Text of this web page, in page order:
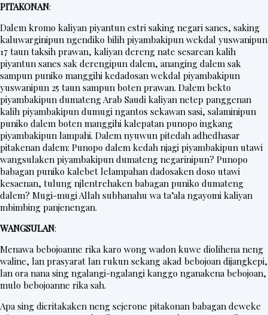
P
o
s
t
e
r
V
i
d
o
PITAKONAN:
Dalem kromo kaliyan piyantun estri saking negari sanes, saking
kaluwarginipun ngendiko bilih piyambakipun wekdal yuswanipun
17 taun taksih prawan, kaliyan dereng nate sesarean kalih
piyantun sanes sak derengipun dalem, ananging dalem sak
sampun puniko manggihi kedadosan wekdal piyambakipun
yuswanipun 25 taun sampun boten prawan. Dalem bekto
piyambakipun dumateng Arab Saudi kaliyan netep panggenan
kalih piyambakipun dumugi ngantos sekawan sasi, salaminipun
puniko dalem boten manggihi kalepatan punopo ingkang
piyambakipun lampahi. Dalem nyuwun pitedah adhedhasar
pitakenan dalem: Punopo dalem kedah njagi piyambakipun utawi
wangsulaken piyambakipun dumateng negarinipun? Punopo
babagan puniko kalebet lelampahan dadosaken doso utawi
kesaenan, tulung njlentrehaken babagan puniko dumateng
dalem? Mugi-mugi Allah subhanahu wa ta’ala ngayomi kaliyan
mbimbing panjenengan.
WANGSULAN:
Menawa bebojoanne rika karo wong wadon kuwe diolihena neng
waline, lan prasyarat lan rukun sekang akad bebojoan dijangkepi,
lan ora nana sing ngalangi-ngalangi kanggo nganakena bebojoan,
mulo bebojoanne rika sah.
Apa sing dicritakaken neng sejerone pitakonan babagan deweke